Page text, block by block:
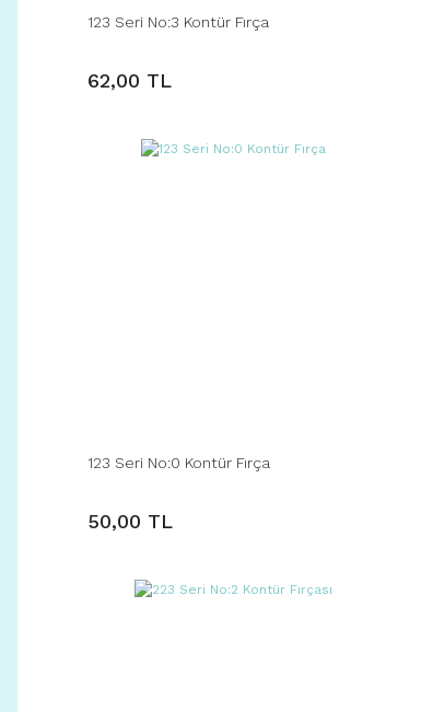
123 Seri No:3 Kontür Fırça
62,00 TL
123 Seri No:0 Kontür Fırça
50,00 TL